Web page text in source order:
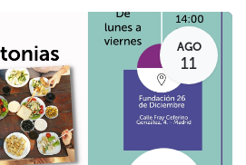
AGO
11